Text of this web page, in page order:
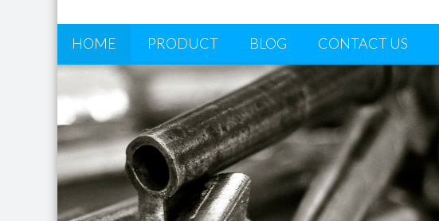
HOME PRODUCT BLOG CONTACT US
FREE RESPONSIVE,
THEME, PERFECT